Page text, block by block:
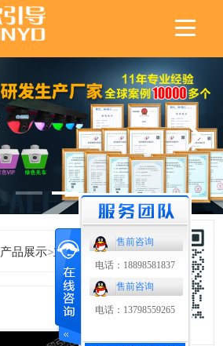
售前咨询
电话：18898581837
售前咨询
电话：13798559265
产品展示>立体车库无线超声波车位引导